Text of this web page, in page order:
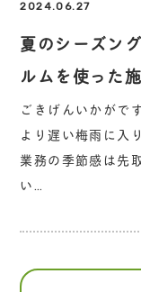
2024.06.27
夏のシーズン
ルムを使った
ごきげんいかがで
より遅い梅雨に入
業務の季節感は先
い…